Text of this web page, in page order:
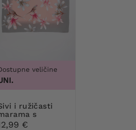
veličine
s
€